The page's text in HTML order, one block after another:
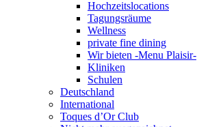
Hochzeitslocations
Tagungsräume
Wellness
private fine dining
Wir bieten -Menu Plaisir-
Kliniken
Schulen
Deutschland
International
Toques d’Or Club